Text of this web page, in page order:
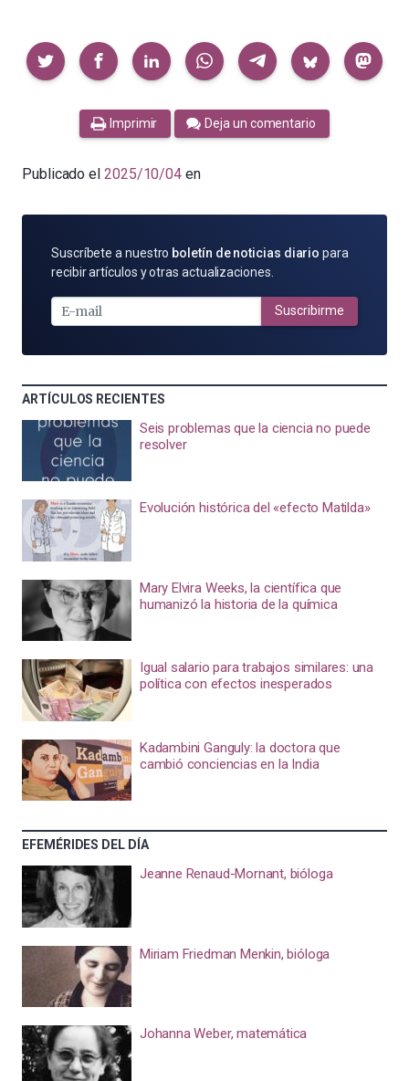
Compartir
Imprimir Deja un comentario
Publicado el 2025/10/04 en
SUSCRÍBETE
POR
MAIL
Suscríbete a nuestro boletín de noticias diario para
recibir artículos y otras actualizaciones.
Suscribirme
ARTÍCULOS RECIENTES
Seis problemas que la ciencia no puede
resolver
Evolución histórica del «efecto Matilda»
Mary Elvira Weeks, la científica que
humanizó la historia de la química
Igual salario para trabajos similares: una
política con efectos inesperados
Kadambini Ganguly: la doctora que
cambió conciencias en la India
EFEMÉRIDES DEL DÍA
Jeanne Renaud-Mornant, bióloga
Miriam Friedman Menkin, bióloga
Johanna Weber, matemática